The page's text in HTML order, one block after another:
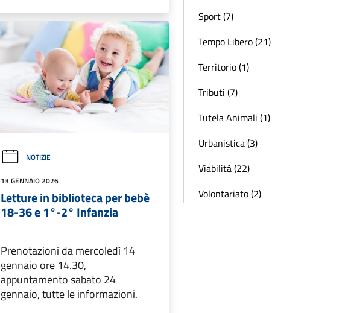
NOTIZIE
13 GENNAIO 2026
Letture in biblioteca per bebè
18-36 e 1°-2° Infanzia
Prenotazioni da mercoledì 14
gennaio ore 14.30,
appuntamento sabato 24
gennaio, tutte le informazioni.
Sport (7)
Tempo Libero (21)
Territorio (1)
Tributi (7)
Tutela Animali (1)
Urbanistica (3)
Viabilità (22)
Volontariato (2)